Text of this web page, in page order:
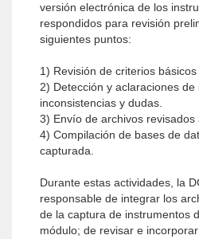
versión electrónica de los
respondidos para revisión
siguientes puntos:
1) Revisión de criterios básicos
2) Detección y aclaraciones de
inconsistencias y dudas.
3) Envío de archivos revisados
4) Compilación de bases de
capturada.
Durante estas actividades, la
responsable de integrar los
de la captura de instrumentos
módulo; de revisar e